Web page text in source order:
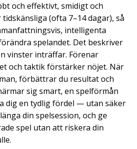
och effektivt, smidigt och
(ofta 7–14 dagar), så
intelligenta
spelandet. Det beskriver
vinster inträffar. Förenar
och taktik förstärker nöjet. När
förbättrar du resultat och
sig smart, en spelförmån
dig en tydlig fördel — utan säker
din spelsession, och ge
spel utan att riskera din